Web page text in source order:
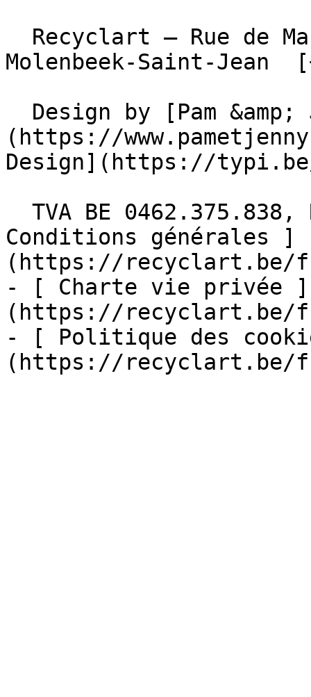
Molenbeek-Saint-
(https://
Design](https://
Conditions générales ]
(https://recyclart.be/
- [ Charte vie privée ]
(https://recyclart.be/
- [ Politique des